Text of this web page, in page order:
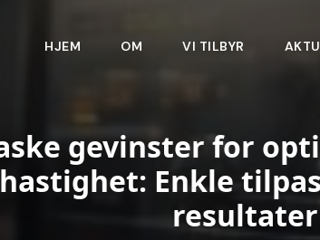
HJEM OM VI TILBYR
gevinster for
Enkle
resultater